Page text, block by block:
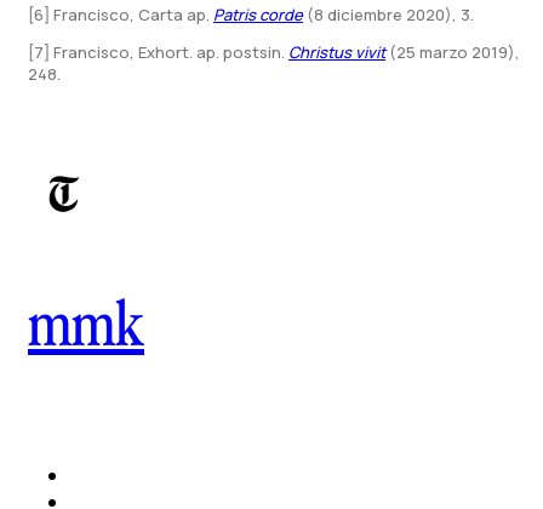
[6] Francisco, Carta ap. Patris corde(8 diciembre 2020), 3.
[7] Francisco, Exhort. ap. postsin. Christus vivit(25 marzo 2019),
248.
mmk